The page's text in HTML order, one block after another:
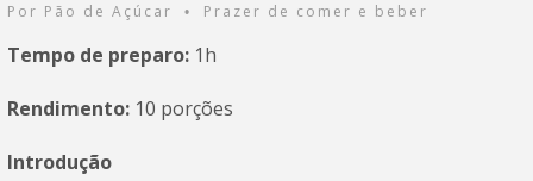
Por Pão de Açúcar • Prazer de comer e beber
Tempo de preparo: 1h
Rendimento: 10 porções
Introdução